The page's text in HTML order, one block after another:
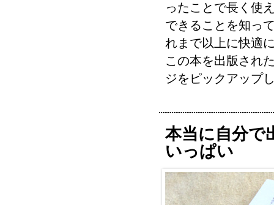
ったことで長く使
できることを知っ
れまで以上に快適
この本を出版され
ジをピックアップ
本当に自分
いっぱい